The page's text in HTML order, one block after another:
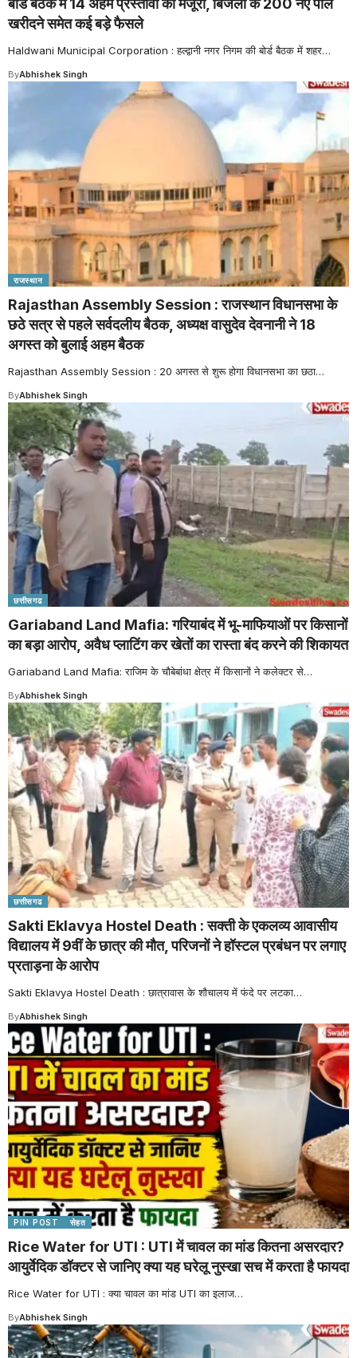
बोर्ड बैठक में 14 अहम प्रस्तावों को मंजूरी, बिजली के 200 नए पोल
खरीदने समेत कई बड़े फैसले
Haldwani Municipal Corporation : हल्द्वानी नगर निगम की बोर्ड बैठक में शहर…
ByAbhishek Singh
राजस्थान
Rajasthan Assembly Session : राजस्थान विधानसभा के
छठे सत्र से पहले सर्वदलीय बैठक, अध्यक्ष वासुदेव देवनानी ने 18
अगस्त को बुलाई अहम बैठक
Rajasthan Assembly Session : 20 अगस्त से शुरू होगा विधानसभा का छठा…
ByAbhishek Singh
छत्तीसगढ
Gariaband Land Mafia: गरियाबंद में भू-माफियाओं पर किसानों
का बड़ा आरोप, अवैध प्लाटिंग कर खेतों का रास्ता बंद करने की शिकायत
Gariaband Land Mafia: राजिम के चौबेबांधा क्षेत्र में किसानों ने कलेक्टर से…
ByAbhishek Singh
छत्तीसगढ
Sakti Eklavya Hostel Death : सक्ती के एकलव्य आवासीय
विद्यालय में 9वीं के छात्र की मौत, परिजनों ने हॉस्टल प्रबंधन पर लगाए
प्रताड़ना के आरोप
Sakti Eklavya Hostel Death : छात्रावास के शौचालय में फंदे पर लटका…
ByAbhishek Singh
PIN POST सेहत
Rice Water for UTI : UTI में चावल का मांड कितना असरदार?
आयुर्वेदिक डॉक्टर से जानिए क्या यह घरेलू नुस्खा सच में करता है फायदा
Rice Water for UTI : क्या चावल का मांड UTI का इलाज…
ByAbhishek Singh